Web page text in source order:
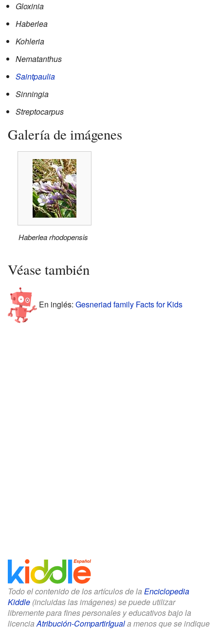
Gloxinia
Haberlea
Kohleria
Nematanthus
Saintpaulia
Sinningia
Streptocarpus
Galería de imágenes
Haberlea rhodopensis
Véase también
En inglés: Gesneriad family Facts for Kids
Todo el contenido de los artículos de la Enciclopedia
Kiddle (incluidas las imágenes) se puede utilizar
libremente para fines personales y educativos bajo la
licenciaAtribución-CompartirIguala menos que se indique